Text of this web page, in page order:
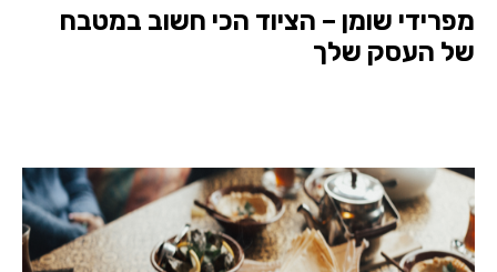
מפרידי שומן – הציוד הכי חשוב במטבח
של העסק שלך